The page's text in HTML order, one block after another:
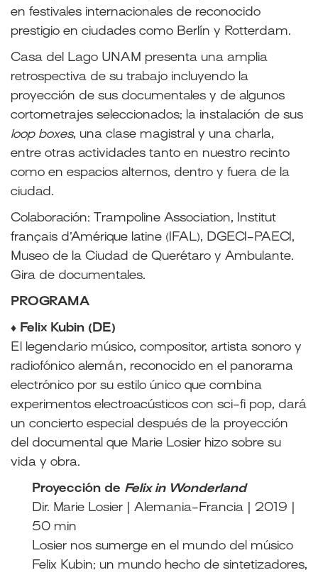
en festivales internacionales de reconocido
prestigio en ciudades como Berlín y Rotterdam.
Casa del Lago UNAM presenta una amplia
retrospectiva de su trabajo incluyendo la
proyección de sus documentales y de algunos
cortometrajes seleccionados; la instalación de sus
loop boxes, una clase magistral y una charla,
entre otras actividades tanto en nuestro recinto
como en espacios alternos, dentro y fuera de la
ciudad.
Colaboración: Trampoline Association, Institut
français d’Amérique latine (IFAL), DGECI-PAECI,
Museo de la Ciudad de Querétaro y Ambulante.
Gira de documentales.
PROGRAMA
♦ Felix Kubin (DE)
El legendario músico, compositor, artista sonoro y
radiofónico alemán, reconocido en el panorama
electrónico por su estilo único que combina
experimentos electroacústicos con sci-fi pop, dará
un concierto especial después de la proyección
del documental que Marie Losier hizo sobre su
vida y obra.
Proyección de Felix in Wonderland
Dir. Marie Losier | Alemania-Francia | 2019 |
50 min
Losier nos sumerge en el mundo del músico
Felix Kubin; un mundo hecho de sintetizadores,